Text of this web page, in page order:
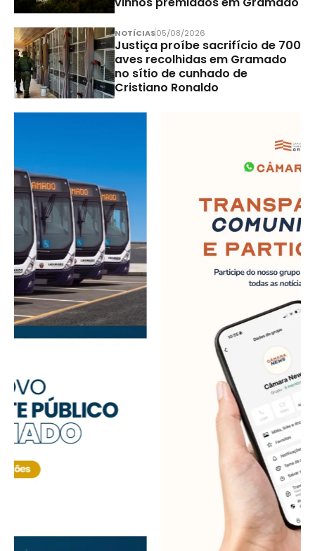
NOTÍCIAS05/08/2026
Justiça proíbe sacrifício de 700
aves recolhidas em Gramado
no sítio de cunhado de
Cristiano Ronaldo